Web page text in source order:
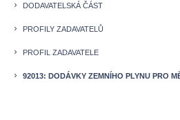
keyboard_arrow_right DODAVATELSKÁ ČÁST
keyboard_arrow_right PROFILY ZADAVATELŮ
keyboard_arrow_right PROFIL ZADAVATELE
keyboard_arrow_right 92013: DODÁVKY ZEMNÍHO PLYNU PRO